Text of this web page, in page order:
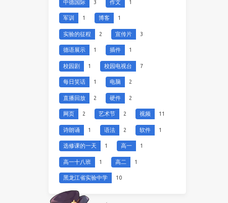
中德国际 3 作文 1
军训 1 博客 1
实验的征程 2 宣传片 3
德语展示 1 插件 1
校园剧 1 校园电视台 7
每日笑话 1 电脑 2
直播回放 2 硬件 2
网页 2 艺术节 2 视频 11
诗朗诵 1 语法 2 软件 1
选修课的一天 1 高一 1
高一十八班 1 高二 1
黑龙江省实验中学 10